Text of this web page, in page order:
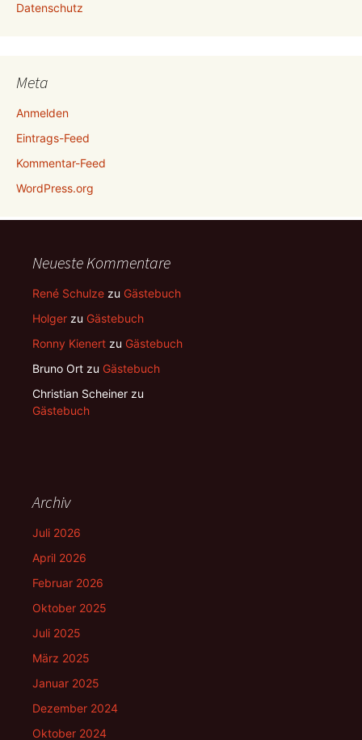
Datenschutz
Meta
Anmelden
Eintrags-Feed
Kommentar-Feed
WordPress.org
Neueste Kommentare
René Schulze zu Gästebuch
Holger zu Gästebuch
Ronny Kienert zu Gästebuch
Bruno Ort zu Gästebuch
Christian Scheiner zu
Gästebuch
Archiv
Juli 2026
April 2026
Februar 2026
Oktober 2025
Juli 2025
März 2025
Januar 2025
Dezember 2024
Oktober 2024